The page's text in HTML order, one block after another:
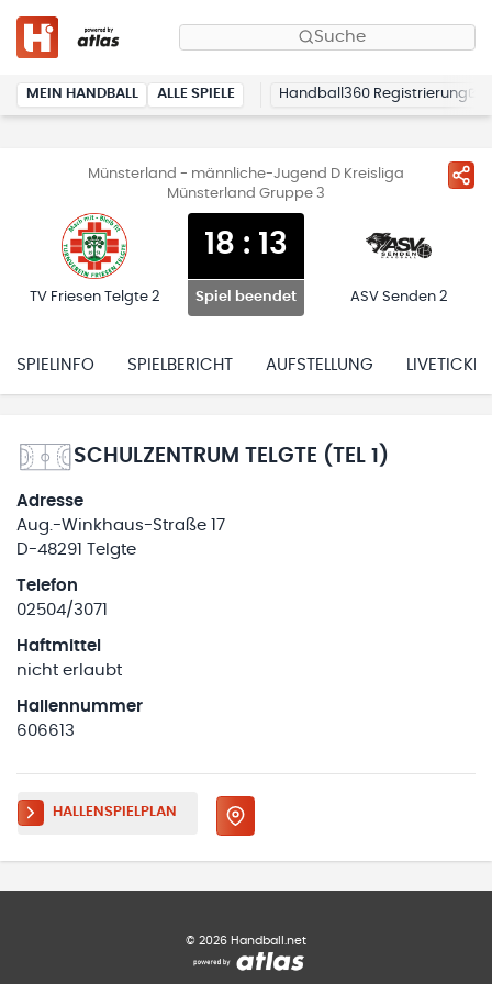
Suche
MEIN HANDBALL ALLE SPIELE Handball360 Registrierung
Münsterland - männliche-Jugend D Kreisliga
Münsterland Gruppe 3
TV Friesen Telgte 2
18 : 13
Spiel beendet ASV Senden 2
SPIELINFO SPIELBERICHT AUFSTELLUNG LIVETICKER
SCHULZENTRUM TELGTE (TEL 1)
Adresse
Aug.-Winkhaus-Straße 17
D-48291 Telgte
Telefon
02504/3071
Haftmittel
nicht erlaubt
Hallennummer
606613
HALLENSPIELPLAN
© 2026 Handball.net